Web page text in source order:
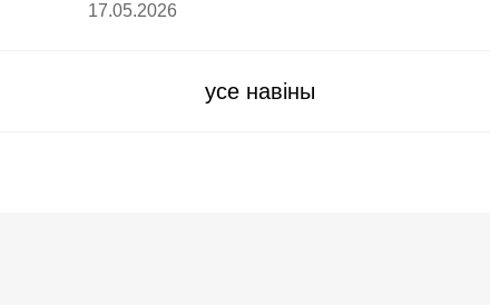
17.05.2026
усе навіны